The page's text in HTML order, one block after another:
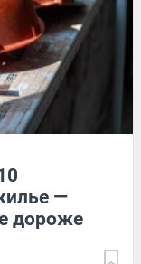
—
дороже